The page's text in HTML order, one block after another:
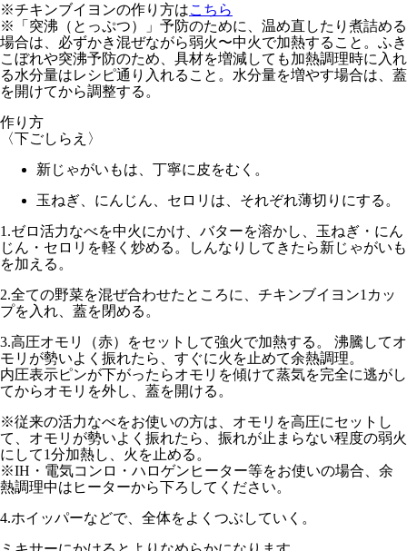
※チキンブイヨンの作り方はこちら
※「突沸（とっぷつ）」予防のために、温め直したり煮詰める
場合は、 必ずかき混ぜながら弱火〜中火で加熱すること 。ふき
こぼれや突沸予防のため、具材を増減しても加熱調理時に入れ
る水分量はレシピ通り入れること。水分量を増やす場合は、蓋
を開けてから調整する。
作り方
〈下ごしらえ〉
新じゃがいもは、丁寧に皮をむく。
玉ねぎ、にんじん、セロリは、それぞれ薄切りにする。
1.ゼロ活力なべを中火にかけ、バターを溶かし、玉ねぎ・にん
じん・セロリを軽く炒める。しんなりしてきたら新じゃがいも
を加える。
2.全ての野菜を混ぜ合わせたところに、チキンブイヨン1カッ
プを入れ、蓋を閉める。
3.高圧オモリ（赤） をセットして強火で加熱する。 沸騰してオ
モリが勢いよく振れたら、すぐに火を止めて余熱調理。
内圧表示ピンが下がったらオモリを傾けて蒸気を完全に逃がし
てからオモリを外し、蓋を開ける。
※従来の活力なべをお使いの方は、オモリを高圧にセットし
て、オモリが勢いよく振れたら、振れが止まらない程度の弱火
にして1分加熱し、火を止める。
※IH・電気コンロ・ハロゲンヒーター等をお使いの場合、余
熱調理中はヒーターから下ろしてください。
4.ホイッパーなどで、全体をよくつぶしていく。